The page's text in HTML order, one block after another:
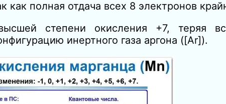
полная отдача всех 8 электронов
степени окисления +7, теряя
инертного газа аргона ([Ar]).